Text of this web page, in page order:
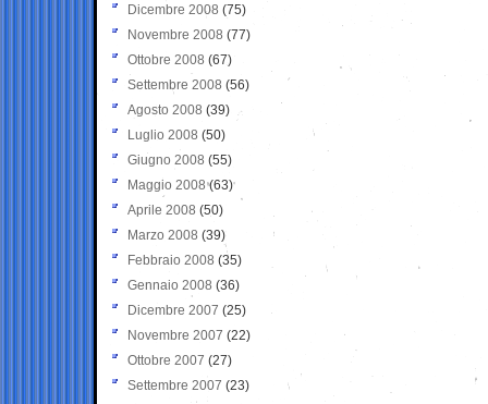
Dicembre 2008 (75)
Novembre 2008 (77)
Ottobre 2008 (67)
Settembre 2008 (56)
Agosto 2008 (39)
Luglio 2008 (50)
Giugno 2008 (55)
Maggio 2008(63)
Aprile 2008 (50)
Marzo 2008 (39)
Febbraio 2008 (35)
Gennaio 2008 (36)
Dicembre 2007 (25)
Novembre 2007 (22)
Ottobre 2007 (27)
Settembre 2007 (23)